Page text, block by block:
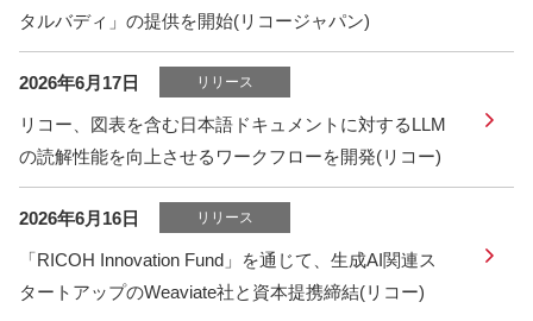
タルバディ」の提供を開始(リコージャパン)
2026年6月17日 リリース
リコー、図表を含む日本語ドキュメントに対するLLM
の読解性能を向上させるワークフローを開発(リコー)
2026年6月16日 リリース
「RICOH Innovation Fund」を通じて、生成AI関連ス
タートアップのWeaviate社と資本提携締結(リコー)